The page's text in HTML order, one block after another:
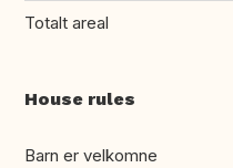
Totalt areal
House rules
Barn er velkomne